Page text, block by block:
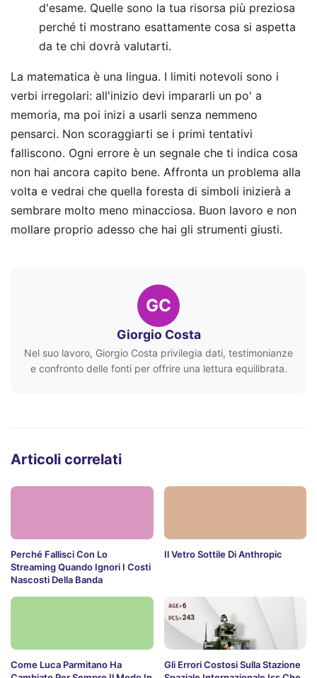
d'esame. Quelle sono la tua risorsa più preziosa
perché ti mostrano esattamente cosa si aspetta
da te chi dovrà valutarti.
La matematica è una lingua. I limiti notevoli sono i
verbi irregolari: all'inizio devi impararli un po' a
memoria, ma poi inizi a usarli senza nemmeno
pensarci. Non scoraggiarti se i primi tentativi
falliscono. Ogni errore è un segnale che ti indica cosa
non hai ancora capito bene. Affronta un problema alla
volta e vedrai che quella foresta di simboli inizierà a
sembrare molto meno minacciosa. Buon lavoro e non
mollare proprio adesso che hai gli strumenti giusti.
GC
Giorgio Costa
Nel suo lavoro, Giorgio Costa privilegia dati, testimonianze
e confronto delle fonti per offrire una lettura equilibrata.
Articoli correlati
Perché Fallisci Con Lo
Streaming Quando Ignori I Costi
Nascosti Della Banda
Il Vetro Sottile Di Anthropic
Come Luca Parmitano Ha
Gli Errori Costosi Sulla Stazione